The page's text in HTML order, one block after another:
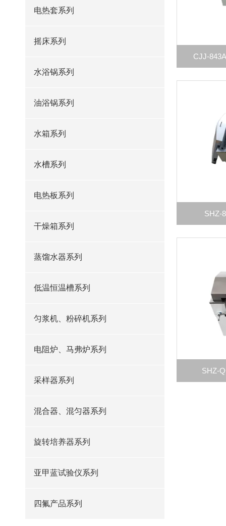
电热套系列
摇床系列
水浴锅系列
油浴锅系列
水箱系列
水槽系列
电热板系列
干燥箱系列
蒸馏水器系列
低温恒温槽系列
匀浆机、粉碎机系列
电阻炉、马弗炉系列
采样器系列
混合器、混匀器系列
旋转培养器系列
亚甲蓝试验仪系列
四氟产品系列
CJJ-
SHZ-
SHZ-